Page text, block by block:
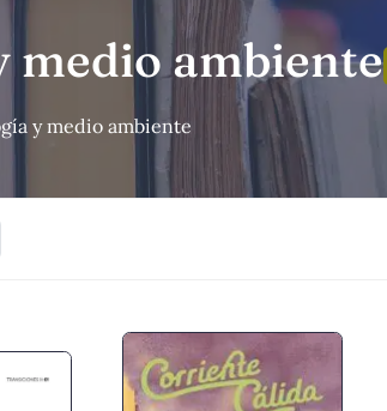
medio ambiente
y medio ambiente